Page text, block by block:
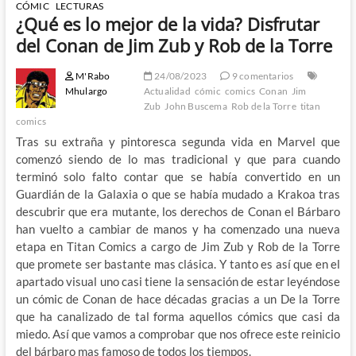
CÓMIC LECTURAS
¿Qué es lo mejor de la vida? Disfrutar
del Conan de Jim Zub y Rob de la Torre
M'Rabo
Mhulargo
24/08/2023
9 comentarios
Actualidad cómic comics Conan Jim
Zub John Buscema Rob de la Torre titan
comics
Tras su extraña y pintoresca segunda vida en Marvel que
comenzó siendo de lo mas tradicional y que para cuando
terminó solo falto contar que se había convertido en un
Guardián de la Galaxia o que se había mudado a Krakoa tras
descubrir que era mutante, los derechos de Conan el Bárbaro
han vuelto a cambiar de manos y ha comenzado una nueva
etapa en Titan Comics a cargo de Jim Zub y Rob de la Torre
que promete ser bastante mas clásica. Y tanto es así que en el
apartado visual uno casi tiene la sensación de estar leyéndose
un cómic de Conan de hace décadas gracias a un De la Torre
que ha canalizado de tal forma aquellos cómics que casi da
miedo. Así que vamos a comprobar que nos ofrece este reinicio
del bárbaro mas famoso de todos los tiempos.